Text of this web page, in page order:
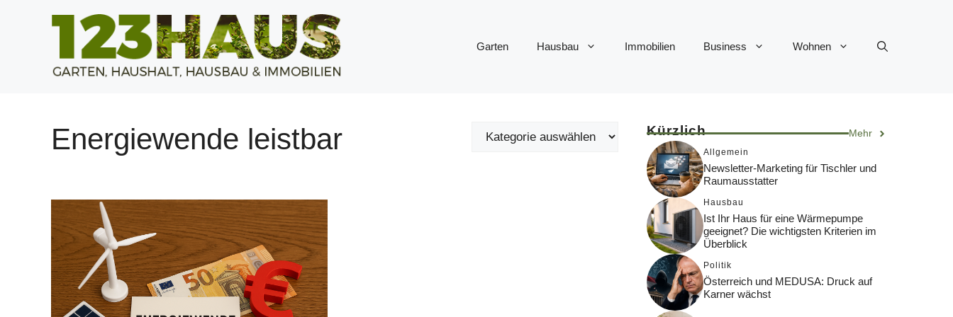
Garten Hausbau Immobilien Business Wohnen
Energiewende leistbar Kürzlich Mehr
Allgemein
Newsletter-Marketing für Tischler und
Raumausstatter
Hausbau
Ist Ihr Haus für eine Wärmepumpe
geeignet? Die wichtigsten Kriterien im
Überblick
Politik
Österreich und MEDUSA: Druck auf
Karner wächst